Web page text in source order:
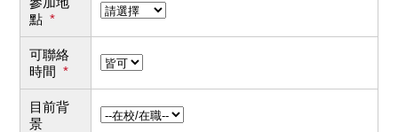
點 *
可聯絡
時間 *
目前背
景